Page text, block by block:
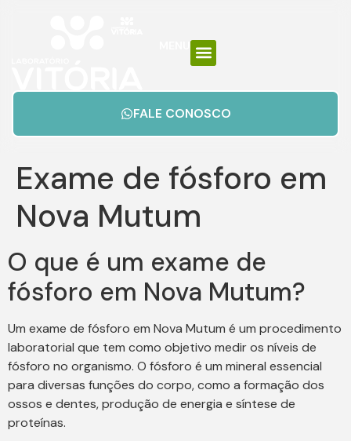
MENU
FALE CONOSCO
Exame de fósforo em
Nova Mutum
O que é um exame de
fósforo em Nova Mutum?
Um exame de fósforo em Nova Mutum é um procedimento
laboratorial que tem como objetivo medir os níveis de
fósforo no organismo. O fósforo é um mineral essencial
para diversas funções do corpo, como a formação dos
ossos e dentes, produção de energia e síntese de
proteínas.